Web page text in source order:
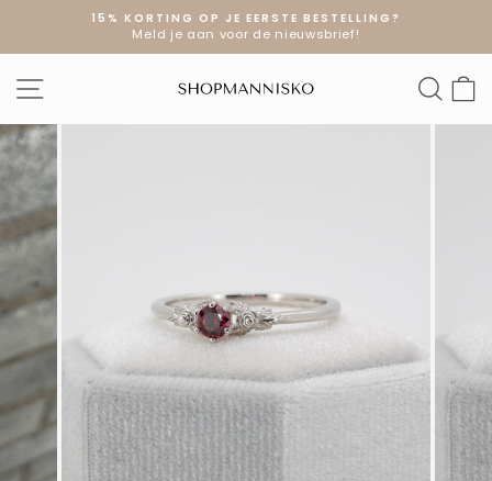
artikel
Diavoorstelling
15% KORTING OP JE EERSTE BESTELLING?
Meld je aan voor de nieuwsbrief!
SITE NAVIGATIE